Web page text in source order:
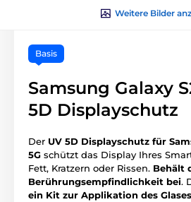
Weitere Bilder
Basis
Samsung Galaxy
5D Displayschutz
Der UV 5D Displayschutz für
5G schützt das Display Ihres
Fett, Kratzern oder Rissen. Behält
Berührungsempfindlichkeit bei.
ein Kit zur Applikation des Glases